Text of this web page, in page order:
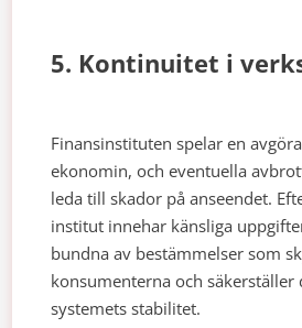
5. Kontinuitet i
Finansinstituten spelar en
ekonomin, och eventuella
leda till skador på anseendet.
institut innehar känsliga
bundna av bestämmelser som
konsumenterna och säkerställer
systemets stabilitet.